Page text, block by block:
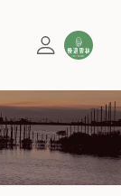
莊國顯先生與